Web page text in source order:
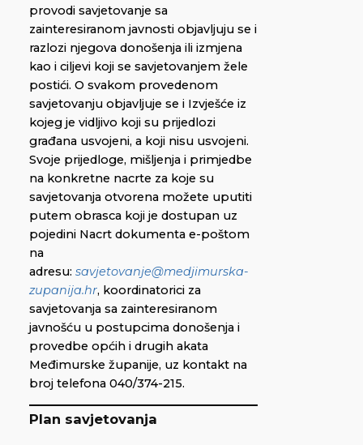
provodi savjetovanje sa
zainteresiranom javnosti objavljuju se i
razlozi njegova donošenja ili izmjena
kao i ciljevi koji se savjetovanjem žele
postići. O svakom provedenom
savjetovanju objavljuje se i Izvješće iz
kojeg je vidljivo koji su prijedlozi
građana usvojeni, a koji nisu usvojeni.
Svoje prijedloge, mišljenja i primjedbe
na konkretne nacrte za koje su
savjetovanja otvorena možete uputiti
putem obrasca koji je dostupan uz
pojedini Nacrt dokumenta e-poštom
na
adresu: savjetovanje@medjimurska-
zupanija.hr, koordinatorici za
savjetovanja sa zainteresiranom
javnošću u postupcima donošenja i
provedbe općih i drugih akata
Međimurske županije, uz kontakt na
broj telefona 040/374-215.
Plan savjetovanja